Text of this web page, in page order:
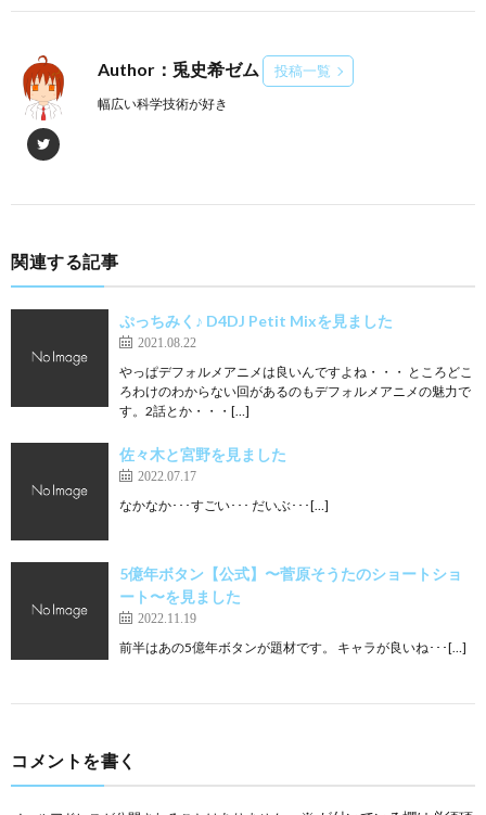
Author：兎史希ゼム 投稿一覧
幅広い科学技術が好き
関連する記事
ぷっちみく♪ D4DJ Petit Mixを見ました
2021.08.22
やっぱデフォルメアニメは良いんですよね・・・ ところどこ
ろわけのわからない回があるのもデフォルメアニメの魅力で
す。2話とか・・・[…]
佐々木と宮野を見ました
2022.07.17
なかなか･･･すごい･･･ だいぶ･･･[…]
5億年ボタン【公式】〜菅原そうたのショートショ
ート〜を見ました
2022.11.19
前半はあの5億年ボタンが題材です。 キャラが良いね･･･[…]
コメントを書く